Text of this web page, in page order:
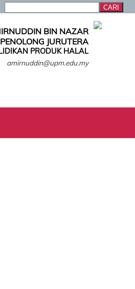
BIN NAZAR
PENOLONG JURUTERA
PRODUK HALAL
amirnuddin@upm.edu.my